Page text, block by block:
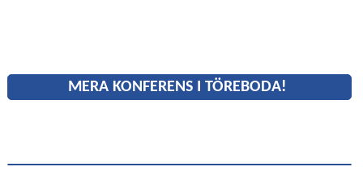
MERA KONFERENS I TÖREBODA!